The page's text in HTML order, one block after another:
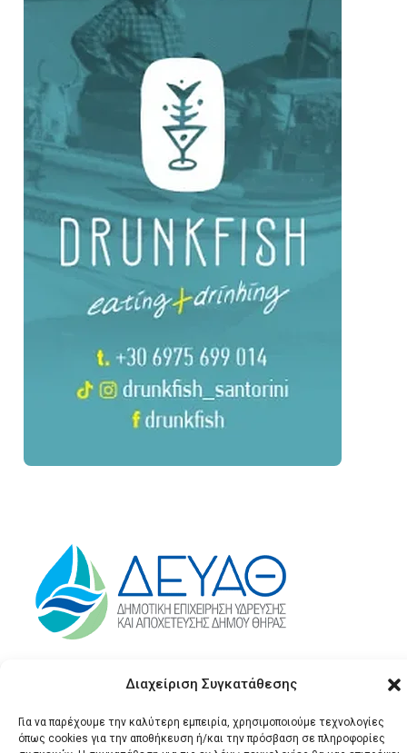
Διαχείριση Συγκατάθεσης
Για να παρέχουμε την καλύτερη εμπειρία, χρησιμοποιούμε τεχνολογίες
όπως cookies για την αποθήκευση ή/και την πρόσβαση σε πληροφορίες